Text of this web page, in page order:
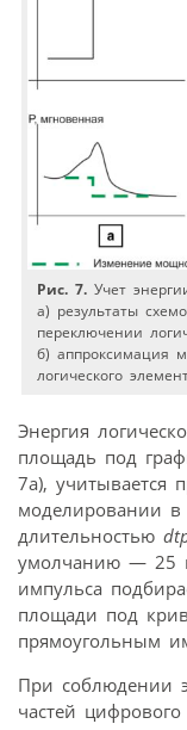
Рис. 7. Учет
а) результаты
переключении
б) аппроксимация
логического
Энергия
площадь под
7а), учитывается
моделировании в
длительностью
умолчанию — 25
импульса
площади под
прямоугольным
При соблюдении
частей